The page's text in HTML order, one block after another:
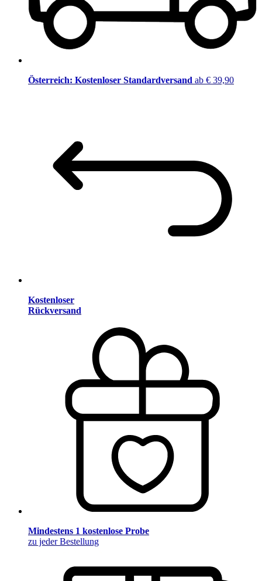
Österreich: Kostenloser Standardversand ab € 39,90
Kostenloser
Rückversand
Mindestens 1 kostenlose Probe
zu jeder Bestellung